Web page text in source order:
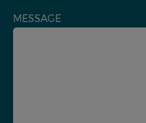
MESSAGE